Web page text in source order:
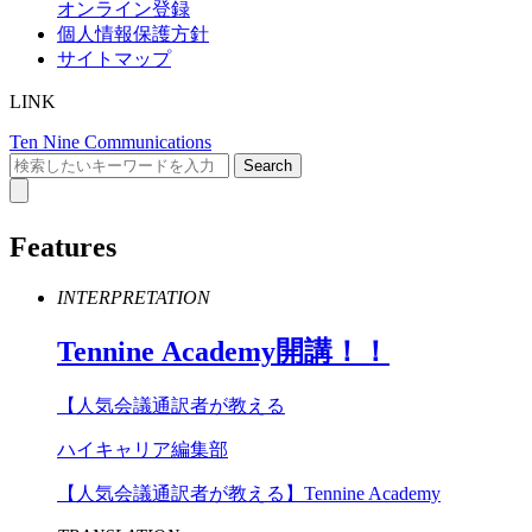
オンライン登録
個人情報保護方針
サイトマップ
LINK
Ten Nine Communications
Features
INTERPRETATION
Tennine Academy開講！！
【人気会議通訳者が教える
ハイキャリア編集部
【人気会議通訳者が教える】Tennine Academy